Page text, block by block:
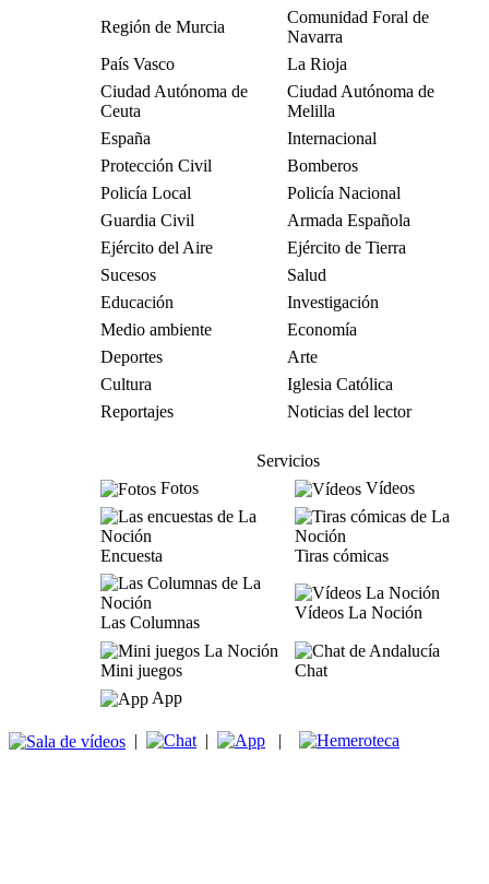
Región de Murcia
Comunidad Foral de
Navarra
País Vasco
La Rioja
Ciudad Autónoma de
Ceuta
Ciudad Autónoma de
Melilla
España
Internacional
Protección Civil
Bomberos
Policía Local
Policía Nacional
Guardia Civil
Armada Española
Ejército del Aire
Ejército de Tierra
Sucesos
Salud
Educación
Investigación
Medio ambiente
Economía
Deportes
Arte
Cultura
Iglesia Católica
Reportajes
Noticias del lector
Servicios
Fotos
Vídeos
Encuesta Tiras cómicas
Las Columnas
Vídeos La Noción
Mini juegos
Chat
App
| | |